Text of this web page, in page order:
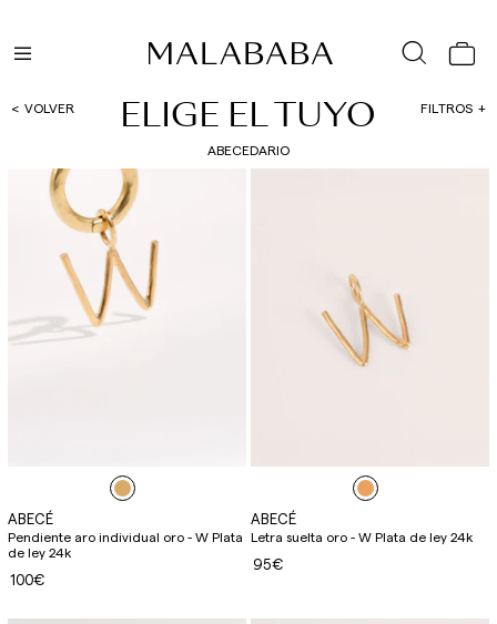
VOLVER ELIGE EL TUYO FILTROS
ABECEDARIO
ABECÉ
Pendiente aro individual oro - W Plata
de ley 24k
100€
ABECÉ
Letra suelta oro - W Plata de ley 24k
95€